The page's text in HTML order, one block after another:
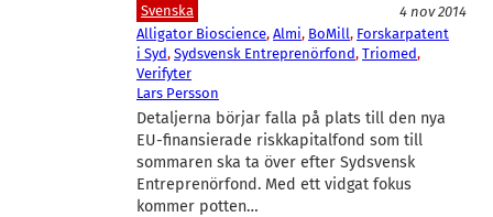
Svenska
4 nov 2014
Alligator Bioscience, Almi, BoMill, Forskarpatent
i Syd, Sydsvensk Entreprenörfond, Triomed
Verifyter
Lars Persson
Detaljerna börjar falla på plats till den nya
EU-finansierade riskkapitalfond som till
sommaren ska ta över efter Sydsvensk
Entreprenörfond. Med ett vidgat fokus
kommer potten…